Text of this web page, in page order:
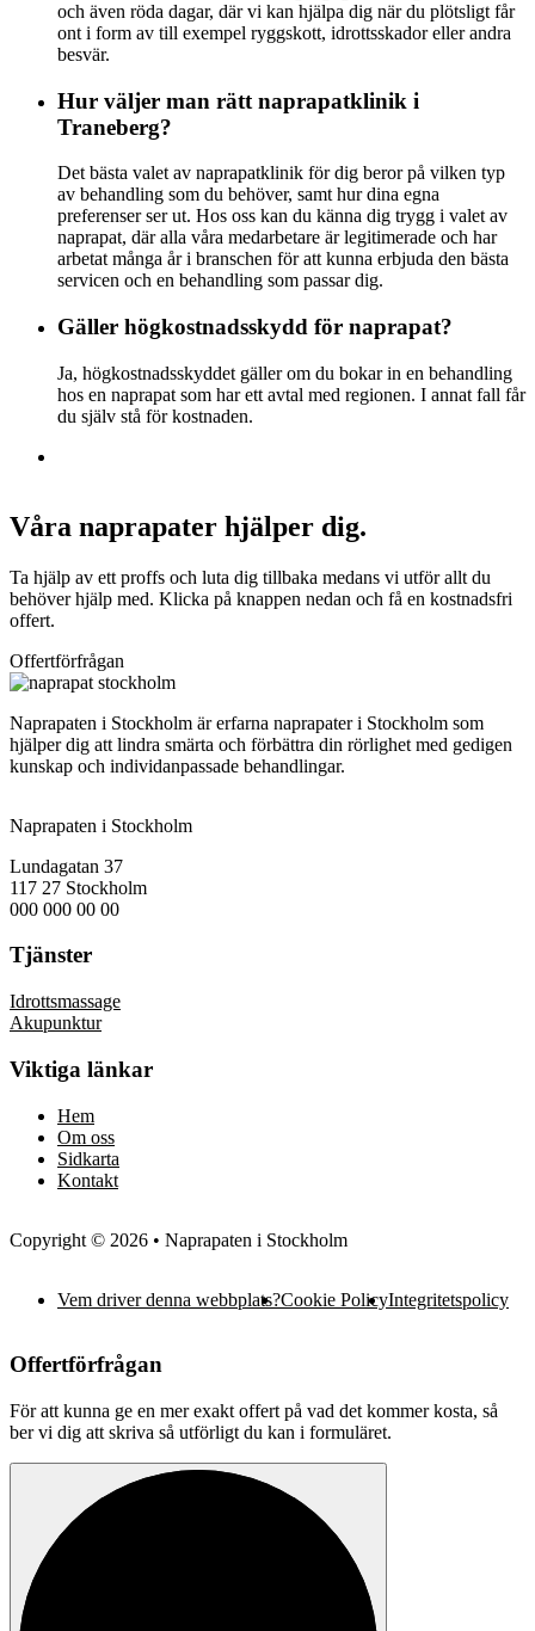
och även röda dagar, där vi kan hjälpa dig när du plötsligt får
ont i form av till exempel ryggskott, idrottsskador eller andra
besvär.
Hur väljer man rätt naprapatklinik i
Traneberg?
Det bästa valet av naprapatklinik för dig beror på vilken typ
av behandling som du behöver, samt hur dina egna
preferenser ser ut. Hos oss kan du känna dig trygg i valet av
naprapat, där alla våra medarbetare är legitimerade och har
arbetat många år i branschen för att kunna erbjuda den bästa
servicen och en behandling som passar dig.
Gäller högkostnadsskydd för naprapat?
Ja, högkostnadsskyddet gäller om du bokar in en behandling
hos en naprapat som har ett avtal med regionen. I annat fall får
du själv stå för kostnaden.
Våra naprapater hjälper dig.
Ta hjälp av ett proffs och luta dig tillbaka medans vi utför allt du
behöver hjälp med. Klicka på knappen nedan och få en kostnadsfri
offert.
Offertförfrågan
Naprapaten i Stockholm är erfarna naprapater i Stockholm som
hjälper dig att lindra smärta och förbättra din rörlighet med gedigen
kunskap och individanpassade behandlingar.
Naprapaten i Stockholm
Lundagatan 37
117 27 Stockholm
000 000 00 00
Tjänster
Idrottsmassage
Akupunktur
Viktiga länkar
Hem
Om oss
Sidkarta
Kontakt
Copyright © 2026 • Naprapaten i Stockholm
Vem driver denna webbplats?Cookie PolicyIntegritetspolicy
Offertförfrågan
För att kunna ge en mer exakt offert på vad det kommer kosta, så
ber vi dig att skriva så utförligt du kan i formuläret.